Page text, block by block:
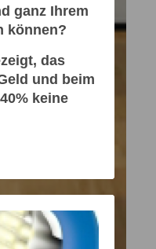
ganz Ihrem
können?
das
und beim
keine